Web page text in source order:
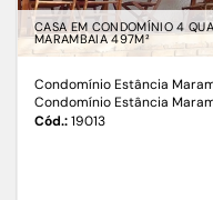
CASA EM CONDOMÍNIO 4
MARAMBAIA 497M²
Condomínio Estância
Condomínio Estância
Cód.:19013